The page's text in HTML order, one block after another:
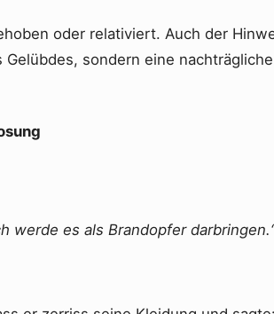
oder relativiert. Auch der
Gelübdes, sondern eine
werde es als Brandopfer